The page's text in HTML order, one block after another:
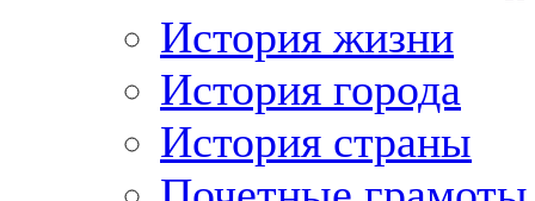
История жизни
История города
История страны